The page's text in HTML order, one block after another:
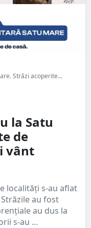
Străzi acoperite...
la Satu
de
vânt
localități s-au aflat
au fost
au dus la
s-au ...